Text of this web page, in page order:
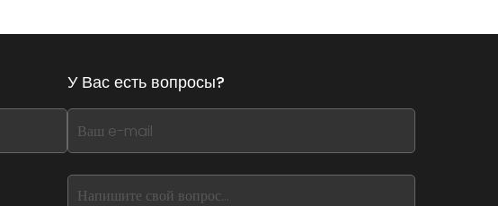
У Вас есть вопросы?
If
you
this,